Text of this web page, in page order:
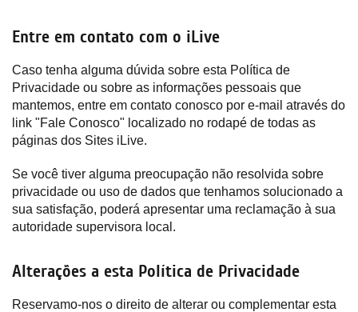
Entre em contato com o iLive
Caso tenha alguma dúvida sobre esta Política de
Privacidade ou sobre as informações pessoais que
mantemos, entre em contato conosco por e-mail através do
link "Fale Conosco" localizado no rodapé de todas as
páginas dos Sites iLive.
Se você tiver alguma preocupação não resolvida sobre
privacidade ou uso de dados que tenhamos solucionado a
sua satisfação, poderá apresentar uma reclamação à sua
autoridade supervisora local.
Alterações a esta Política de Privacidade
Reservamo-nos o direito de alterar ou complementar esta